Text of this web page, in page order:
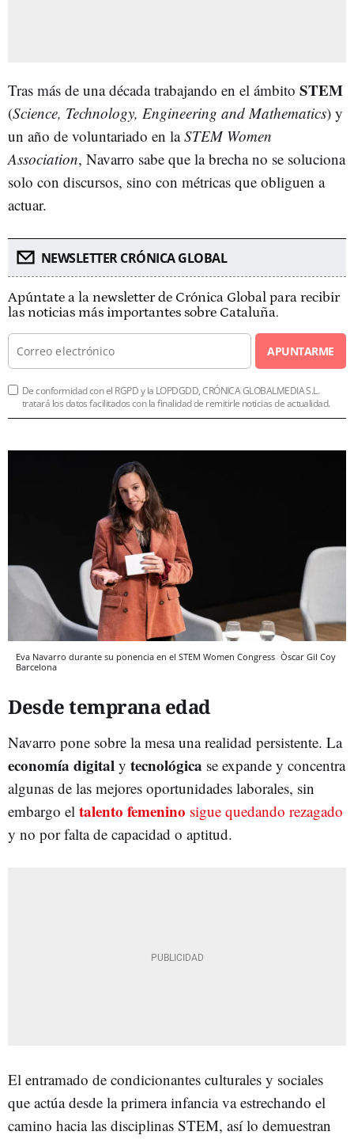
Tras más de una década trabajando en el ámbito STEM
(Science, Technology, Engineering and Mathematics) y
un año de voluntariado en laSTEM Women
Association, Navarro sabe que la brecha no se soluciona
solo con discursos, sino con métricas que obliguen a
actuar.
NEWSLETTER CRÓNICA GLOBAL
Apúntate a la newsletter de Crónica Global para recibir
las noticias más importantes sobre Cataluña.
APUNTARME
De conformidad con el RGPD y la LOPDGDD, CRÓNICA GLOBALMEDIA S.L.
tratará los datos facilitados con la finalidad de remitirle noticias de actualidad.
Eva Navarro durante su ponencia en el STEM Women Congress Òscar Gil Coy
Barcelona
Desde temprana edad
Navarro pone sobre la mesa una realidad persistente. La
economía digital y tecnológica se expande y concentra
algunas de las mejores oportunidades laborales, sin
embargo el talento femenino sigue quedando rezagado
y no por falta de capacidad o aptitud.
El entramado de condicionantes culturales y sociales
que actúa desde la primera infancia va estrechando el
camino hacia las disciplinas STEM, así lo demuestran